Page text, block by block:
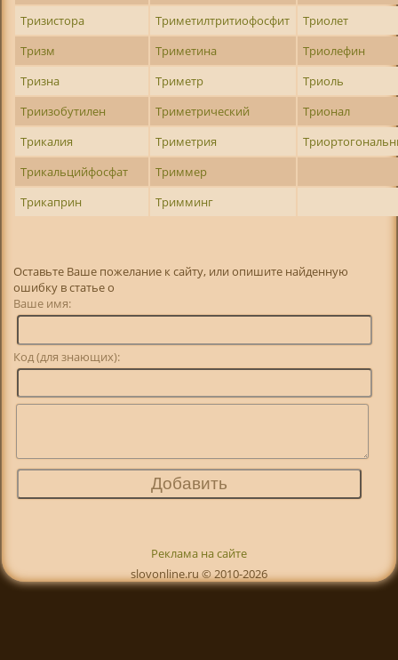
Тризистора
Триметилтритиофосфит
Триолет
Тризм
Триметина
Триолефин
Тризна
Триметр
Триоль
Триизобутилен
Триметрический
Трионал
Трикалия
Триметрия
Трикальцийфосфат
Триммер
Трикаприн
Тримминг
Оставьте Ваше пожелание к сайту, или опишите найденную
ошибку в статье о
Ваше имя:
Код (для знающих):
Реклама на сайте
slovonline.ru © 2010-2026